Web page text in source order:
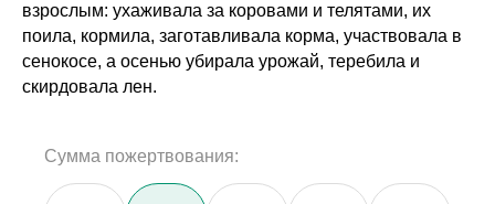
взрослым: ухаживала за коровами и телятами, их
поила, кормила, заготавливала корма, участвовала в
сенокосе, а осенью убирала урожай, теребила и
скирдовала лен.
Сумма пожертвования: